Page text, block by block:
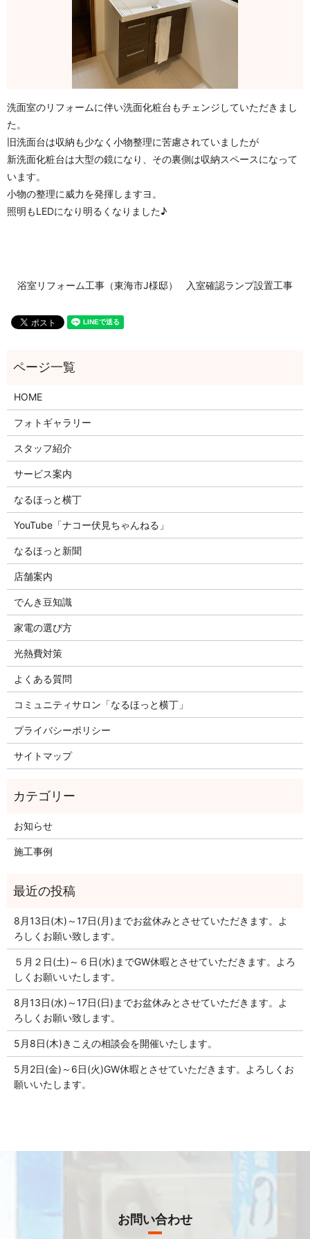
洗面室のリフォームに伴い洗面化粧台もチェンジしていただきまし
た。
旧洗面台は収納も少なく小物整理に苦慮されていましたが
新洗面化粧台は大型の鏡になり、その裏側は収納スペースになって
います。
小物の整理に威力を発揮しますヨ。
照明もLEDになり明るくなりました♪
浴室リフォーム工事（東海市J様邸） 入室確認ランプ設置工事
HOME
フォトギャラリー
スタッフ紹介
サービス案内
なるほっと横丁
YouTube「ナコー伏見ちゃんねる」
なるほっと新聞
店舗案内
でんき豆知識
家電の選び方
光熱費対策
よくある質問
コミュニティサロン「なるほっと横丁」
プライバシーポリシー
サイトマップ
お知らせ
施工事例
8月13日(木)～17日(月)までお盆休みとさせていただきます。よ
ろしくお願い致します。
５月２日(土)～６日(水)までGW休暇とさせていただきます。よろ
しくお願いいたします。
8月13日(水)～17日(日)までお盆休みとさせていただきます。よ
ろしくお願い致します。
5月8日(木)きこえの相談会を開催いたします。
5月2日(金)～6日(火)GW休暇とさせていただきます。よろしくお
願いいたします。
お問い合わせ